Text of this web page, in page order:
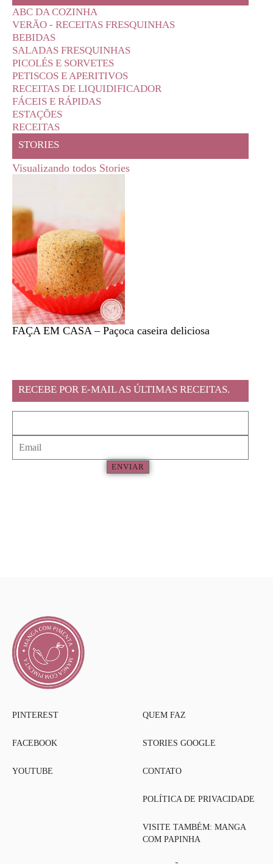
ABC DA COZINHA
VERÃO - RECEITAS FRESQUINHAS
BEBIDAS
SALADAS FRESQUINHAS
PICOLÉS E SORVETES
PETISCOS E APERITIVOS
RECEITAS DE LIQUIDIFICADOR
FÁCEIS E RÁPIDAS
ESTAÇÕES
RECEITAS
STORIES
Visualizando todos Stories
FAÇA EM CASA – Paçoca caseira deliciosa
RECEBE POR E-MAIL AS ÚLTIMAS RECEITAS.
ENVIAR
PINTEREST
FACEBOOK
YOUTUBE
QUEM FAZ
STORIES GOOGLE
CONTATO
POLÍTICA DE PRIVACIDADE
VISITE TAMBÉM: MANGA
COM PAPINHA